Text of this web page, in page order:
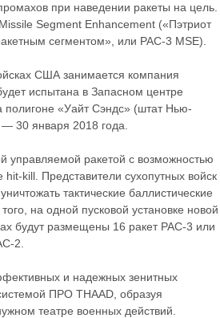
при наведении ракеты на цель.
Segment Enhancement («Пэтриот
сегментом», или PAC-3 MSE).
США занимается компания
испытана в Запасном центре
«Уайт Сэндс» (штат Нью-
30 января 2018 года.
ракетой с возможностью
hit-kill. Представители сухопутных войск
тактические баллистические
на одной пусковой установке новой
будут размещены 16 ракет PAC-3 или
2.
и надежных зенитных
ПРО THAAD, образуя
театре военных действий.